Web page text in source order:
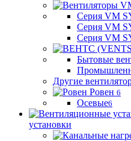
Серия VM
Серия VM
Серия VM
Бытовые
Другие
Ровен 6
Осевые6
установки